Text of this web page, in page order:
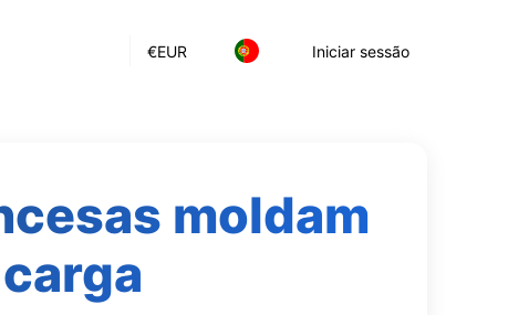
€EUR Iniciar sessão
moldam